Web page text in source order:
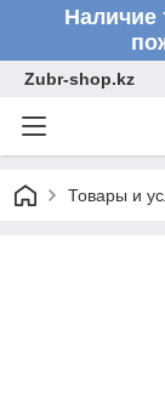
Наличие
Zubr-shop.kz
Товары и